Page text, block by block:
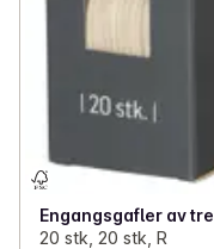
Engangsgafler av tre
20 stk, 20 stk, R